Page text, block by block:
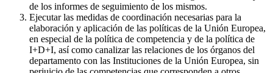
de los informes de seguimiento de los mismos.
Ejecutar las medidas de coordinación necesarias para la
elaboración y aplicación de las políticas de la Unión Europea,
en especial de la política de competencia y de la política de
I+D+I, así como canalizar las relaciones de los órganos del
departamento con las Instituciones de la Unión Europea, sin